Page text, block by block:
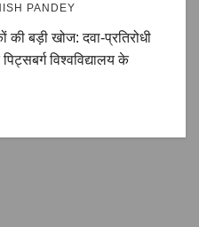
PANDEY
की बड़ी खोज: दवा-प्रतिरोधी
विश्वविद्यालय के